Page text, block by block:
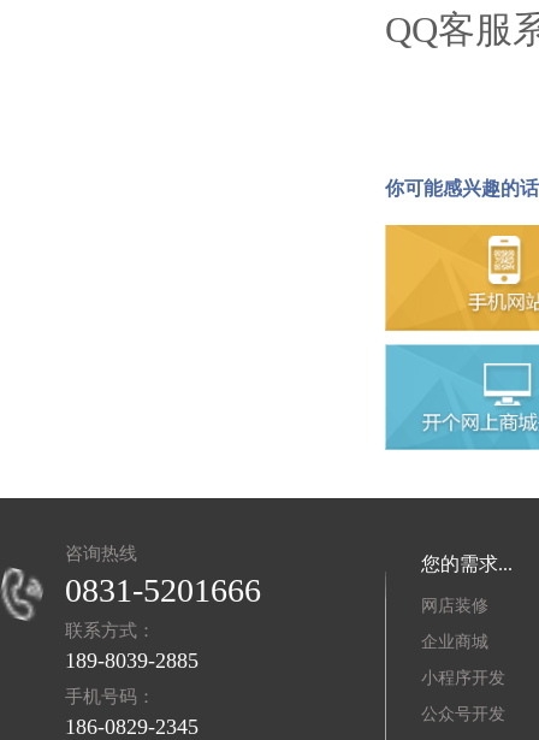
QQ客服
你可能感兴趣的
咨询热线
0831-5201666
联系方式：
189-8039-2885
手机号码：
186-0829-2345
您的需求...
网店装修
企业商城
小程序开发
公众号开发